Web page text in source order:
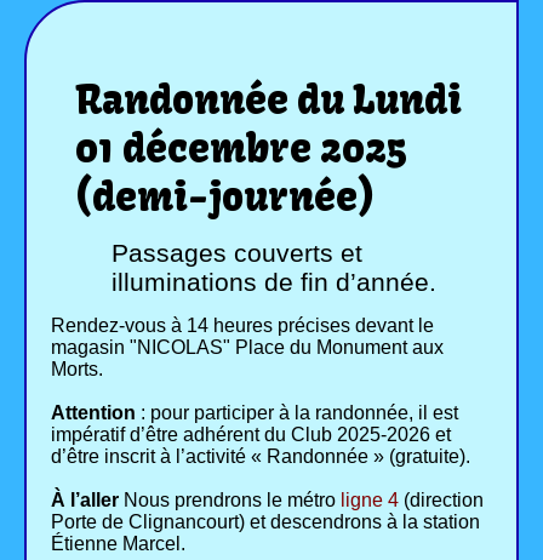
Randonnée du Lundi
01 décembre 2025
(demi-journée)
Passages couverts et
illuminations de fin d’année.
Rendez-vous à 14 heures précises devant le
magasin "NICOLAS" Place du Monument aux
Morts.
Attention : pour participer à la randonnée, il est
impératif d’être adhérent du Club 2025-2026 et
d’être inscrit à l’activité « Randonnée » (gratuite).
À l’aller Nous prendrons le métro ligne 4 (direction
Porte de Clignancourt) et descendrons à la station
Étienne Marcel.